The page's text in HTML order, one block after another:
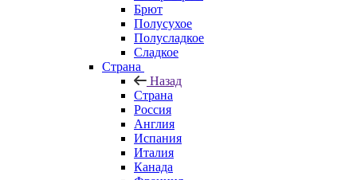
Брют
Полусухое
Полусладкое
Сладкое
Страна
Назад
Страна
Россия
Англия
Испания
Италия
Канада